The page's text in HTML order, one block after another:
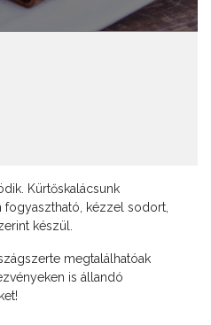
Kürtőskalácsunk
fogyasztható, kézzel sodort,
készül.
megtalálhatóak
is állandó